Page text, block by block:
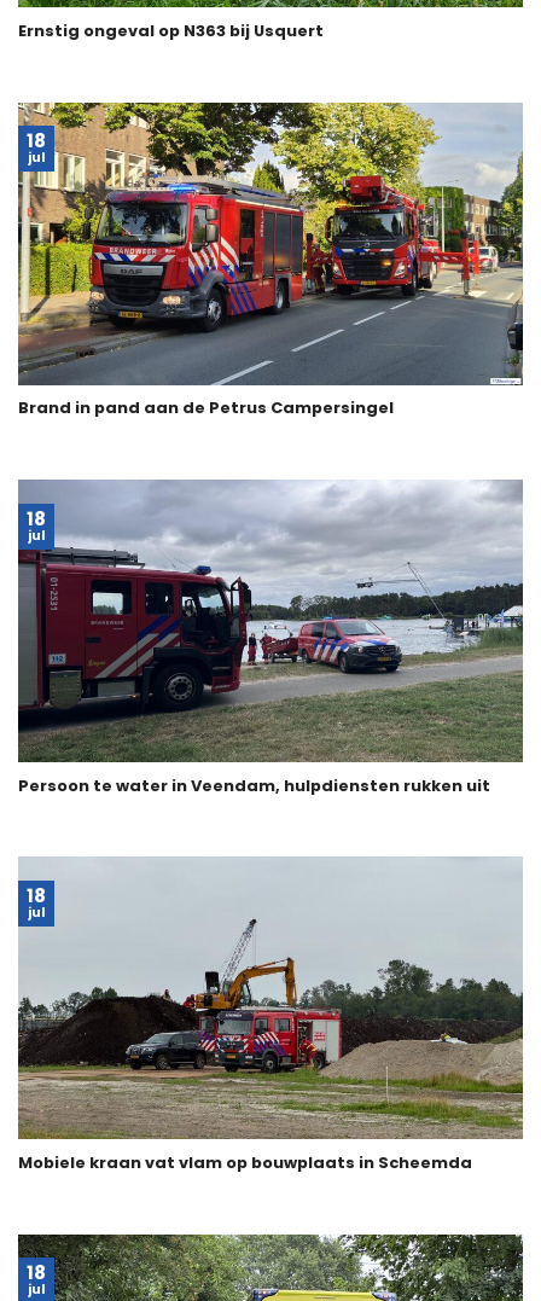
Ernstig ongeval op N363 bij Usquert
Brand in pand aan de Petrus Campersingel
18
jul
Persoon te water in Veendam, hulpdiensten rukken uit
18
jul
Mobiele kraan vat vlam op bouwplaats in Scheemda
18
jul
18
jul